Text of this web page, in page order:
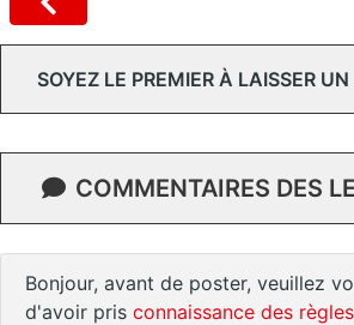
SOYEZ LE PREMIER À LAISSER
COMMENTAIRES DES
Bonjour, avant de poster, veuillez
d'avoir pris connaissance des règles